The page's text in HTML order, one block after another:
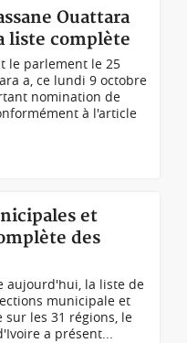
Ouattara
liste complète
le parlement le 25
a, ce lundi 9 octobre
nomination de
à l'article
et
des
aujourd'hui, la liste de
municipale et
sur les 31 régions, le
a présent...